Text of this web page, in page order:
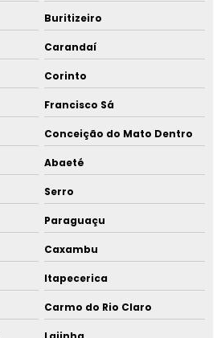
Buritizeiro
Carandaí
Corinto
Francisco Sá
Conceição do Mato Dentro
Abaeté
Serro
Paraguaçu
Caxambu
Itapecerica
Carmo do Rio Claro